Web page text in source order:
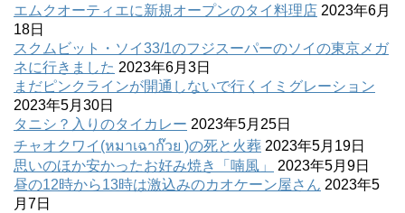
エムクオーティエに新規オープンのタイ料理店 2023年6月
18日
スクムビット・ソイ33/1のフジスーパーのソイの東京メガ
ネに行きました 2023年6月3日
まだピンクラインが開通しないで行くイミグレーション
2023年5月30日
タニシ？入りのタイカレー 2023年5月25日
チャオクワイ(หมาเฉาก๊วย )の死と火葬 2023年5月19日
思いのほか安かったお好み焼き「喃風」
2023年5月9日
昼の12時から13時は激込みのカオケーン屋さん 2023年5
月7日